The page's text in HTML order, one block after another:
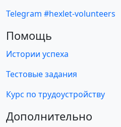
Telegram #hexlet-volunteers
Помощь
Истории успеха
Тестовые задания
Курс по трудоустройству
Дополнительно